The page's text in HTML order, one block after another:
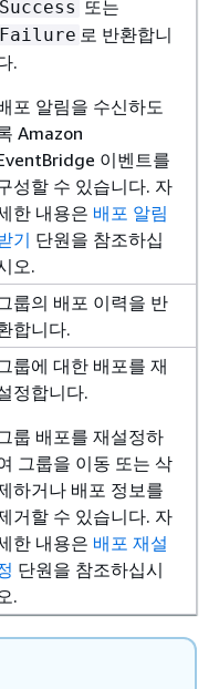
Success 또는
Failure 로 반환합니
.
포 알림을 수신하도
Amazon
이벤트를
성할 수 있습니다. 자
한 내용은 배포 알림
기 단원을 참조하십
오.
룹의 배포 이력을 반
합니다.
룹에 대한 배포를 재
정합니다.
룹 배포를 재설정하
그룹을 이동 또는 삭
하거나 배포 정보를
거할 수 있습니다. 자
한 내용은 배포 재설
단원을 참조하십시
.